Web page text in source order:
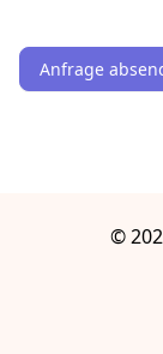
Anfrage
©